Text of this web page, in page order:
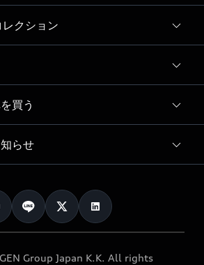
モデル
クション
ト
買う
らせ
ペーン
Group Japan K.K. All rights